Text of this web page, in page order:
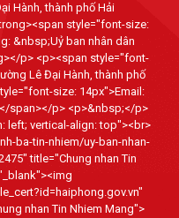
NĂM NGÀY...
PHƯỜNG LÊ ĐẠI HÀNH NĂM
TÌM KIẾM, QUY TẬP VÀ XÁC
LẦN ĐẦU ĐỐI VỚI HỘ GIA ĐÌNH,
GIAO BAN BÍ THƯ CÁC CHI
Hành, thành phố Hải
style="font-size:
&nbsp;Uỷ ban nhân dân
p> <p><span style="font-
Lê Đại Hành, thành phố
size: 14px">Email:
span></p> <p>&nbsp;</p>
left; vertical-align: top"><br>
ba-tin-nhiem/uy-ban-nhan-
title="Chung nhan Tin
nhan Tin Nhiem Mang">